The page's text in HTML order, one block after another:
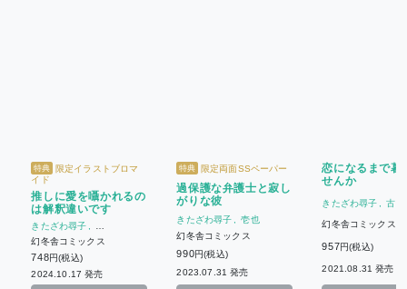
特典
限定イラストブロマ
イド
推しに愛を囁かれるの
は解釈違いです
きたざわ尋子
サマミヤアカザ
幻冬舎コミックス
748円(税込)
2024.10.17 発売
特典 限定両面SSペーパー
過保護な弁護士と寂し
がりな彼
きたざわ尋子
壱也
幻冬舎コミックス
990円(税込)
2023.07.31 発売
恋になるまで暮
せんか
きたざわ尋子 古澤
幻冬舎コミックス
957円(税込)
2021.08.31 発売